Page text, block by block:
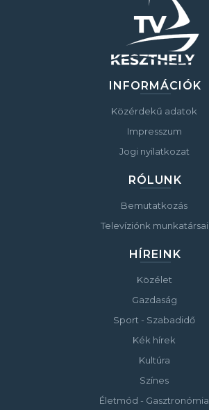
INFORMÁCIÓK
Közérdekű adatok
Impresszum
Jogi nyilatkozat
RÓLUNK
Bemutatkozás
Televíziónk munkatársai
HÍREINK
Közélet
Gazdaság
Sport - Szabadidő
Kék hírek
Kultúra
Színes
Életmód - Gasztronómia